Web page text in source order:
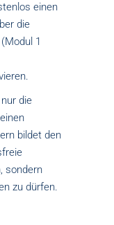
einen
die
1
die
bildet den
sondern
zu dürfen.